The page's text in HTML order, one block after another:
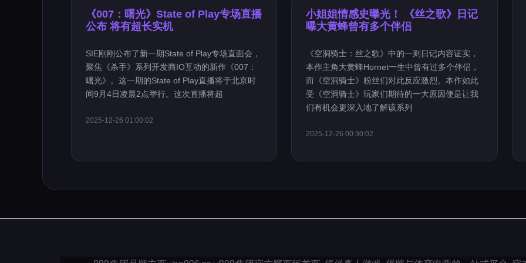
《007：曙光》State of Play专场直播
公布 将有超长实机
SIE刚刚公布了新一期State of Play专场直面会，
聚焦《杀手》系列开发商IO互动的新作《007：
曙光》。这一期的State of Play直播将于北京时
间9月4日凌晨2点举行。这次直播将超
2025-12-26 01:00:02
小姐姐情感史曝光！ 《丝之歌》日记
曝大黄蜂曾有多个伴侣
《空洞骑士：丝之歌》中的一则日记内容证实，
本作主角大黄蜂Hornet一生中曾有过多个伴侣，
而《空洞骑士》粉丝们对此反应激烈。本作如此
受《空洞骑士》玩家们期待的一大原因便是让我
们有机会更深入地了解该系列
2025-12-26 00:30:02